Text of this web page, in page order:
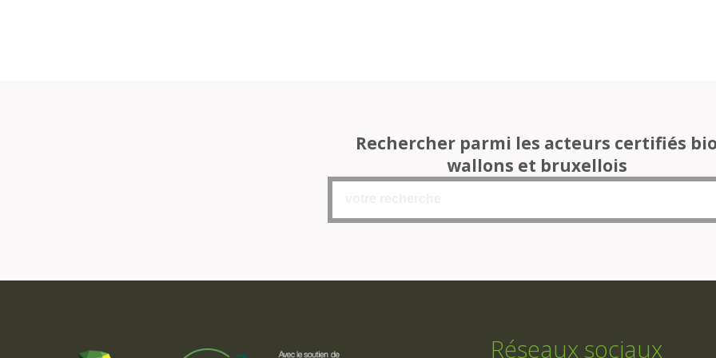
Rechercher parmi les acteurs certifiés
wallons et bruxellois
Réseaux sociaux